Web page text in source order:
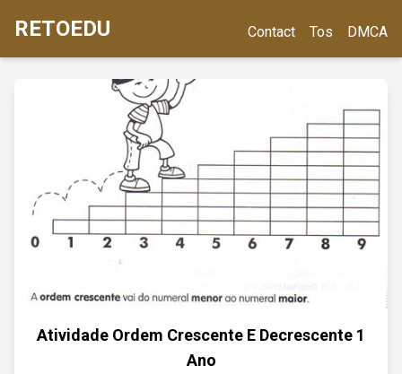
RETOEDU Contact Tos DMCA
Atividade Ordem Crescente E Decrescente 1
Ano